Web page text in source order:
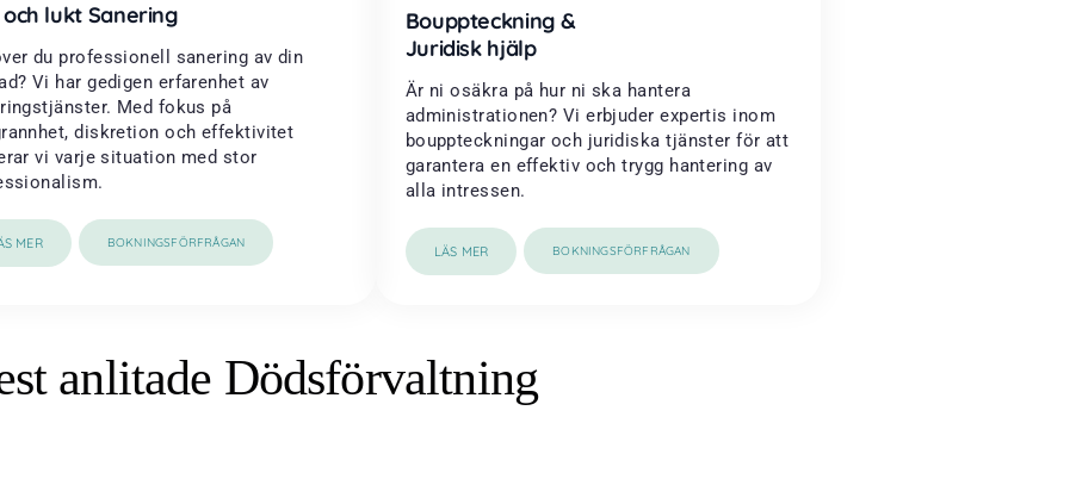
och lukt Sanering
du professionell sanering av din
Vi har gedigen erfarenhet av
Med fokus på
diskretion och effektivitet
vi varje situation med stor
MER BOKNINGSFÖRFRÅGAN
Bouppteckning &
Juridisk hjälp
Är ni osäkra på hur ni ska hantera
administrationen? Vi erbjuder expertis inom
bouppteckningar och juridiska tjänster för att
garantera en effektiv och trygg hantering av
alla intressen.
LÄS MER BOKNINGSFÖRFRÅGAN
anlitade Dödsförvaltning